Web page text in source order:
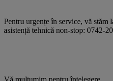
Pentru urgențe în service, vă
asistență tehnică non-stop: 0742-